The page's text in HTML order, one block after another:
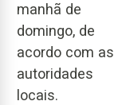
manhã de
domingo, de
acordo com as
autoridades
locais.